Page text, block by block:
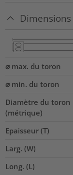
⌀ max. du toron
⌀ min. du toron
Diamètre du toron
(métrique)
Epaisseur (T)
Larg. (W)
Long. (L)